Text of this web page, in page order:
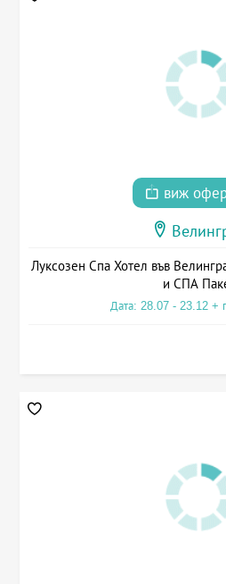
виж
Луксозен Спа Хотел във
и СПА
Дата: 28.07 - 23.12 +